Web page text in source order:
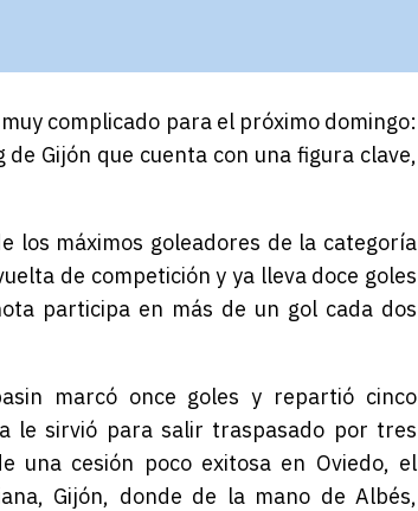
complicado para el próximo domingo:
Gijón que cuenta con una figura clave,
los máximos goleadores de la categoría
de competición y ya lleva doce goles
participa en más de un gol cada dos
marcó once goles y repartió cinco
le sirvió para salir traspasado por tres
una cesión poco exitosa en Oviedo, el
Gijón, donde de la mano de Albés,